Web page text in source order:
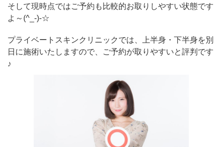
そして現時点ではご予約も比較的お取りしやすい状態です
よ～(^_-)-☆
プライベートスキンクリニックでは、上半身・下半身を別
日に施術いたしますので、ご予約が取りやすいと評判です
♪